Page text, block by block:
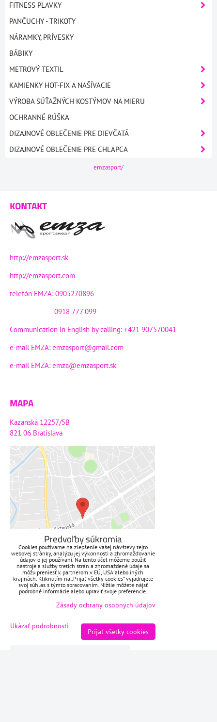
FITNESS PLAVKY
PANČUCHY - TRIKOTY
NÁRAMKY, PRÍVESKY
BÁBIKY
METROVÝ TEXTIL
KAMIENKY HOT-FIX A NAŠÍVACIE
VÝROBA SÚŤAŽNÝCH KOSTÝMOV NA MIERU
OCHRANNÉ RÚŠKA
DIZAJNOVÉ OBLEČENIE PRE DIEVČATÁ
DIZAJNOVÉ OBLEČENIE PRE CHLAPCA
emzasport/
KONTAKT
http://emzasport.sk
http://emzasport.com
telefón EMZA: 0905270896
0918 777 099
Communication in English by calling: +421 907570041
e-mail EMZA: emzasport@gmail.com
e-mail EMZA: emza@emzasport.sk
MAPA
Kazanská 12257/5B
821 06 Bratislava
Externý obsah je blokovaný
Prajete si načítať externý obsah?
Povoliť tentokrát
Povoliť a zapamätať - súhlas s
druhom cookie: Funkčné
Otvoriť obsah v novom okne
Predvoľby súkromia
Cookies používame na zlepšenie vašej návštevy tejto
webovej stránky, analýzu jej výkonnosti a zhromažďovanie
údajov o jej používaní. Na tento účel môžeme použiť
nástroje a služby tretích strán a zhromaždené údaje sa
môžu preniesť k partnerom v EÚ, USA alebo iných
krajinách. Kliknutím na „Prijať všetky cookies“ vyjadrujete
svoj súhlas s týmto spracovaním. Nižšie môžete nájsť
podrobné informácie alebo upraviť svoje preferencie.
Zásady ochrany osobných údajov
Ukázať podrobnosti
Prijať všetky cookies